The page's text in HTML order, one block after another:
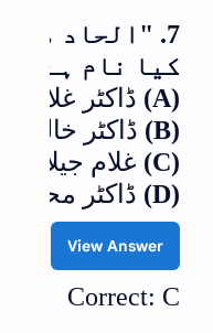
7. "الحاد
کیا نام ہے؟
(A)
ڈاکٹر غلام
(B)
ڈاکٹر خالد
(C)
غلام جیلانی
(D)
ڈاکٹر محمد
View Answer
Correct: C